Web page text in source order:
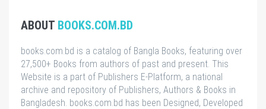
ABOUT BOOKS.COM.BD
books.com.bd is a catalog of Bangla Books, featuring over
27,500+ Books from authors of past and present. This
Website is a part of Publishers E-Platform, a national
archive and repository of Publishers, Authors & Books in
Bangladesh. books.com.bd has been Designed, Developed